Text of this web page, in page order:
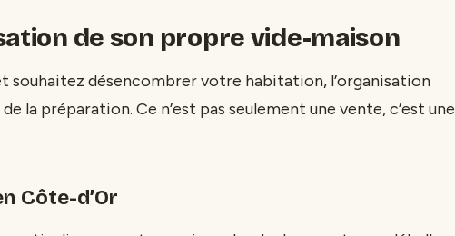
de son propre vide-maison
souhaitez désencombrer votre habitation, l’organisation
la préparation. Ce n’est pas seulement une vente, c’est une
Côte-d’Or